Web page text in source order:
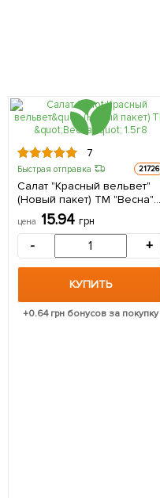
7
Быстрая отправка 21726
Салат "Красный вельвет"
(Новый пакет) ТМ "Весна"
цена 15.94 грн
- +
КУПИТЬ
+0.64грн бонусов за покупку